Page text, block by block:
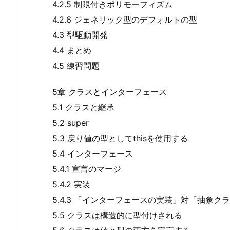
4.2.5 制限付きポリモーフィズム
4.2.6 ジェネリック型のデフォルトの型
4.3 型駆動開発
4.4 まとめ
4.5 練習問題
5章 クラスとインターフェース
5.1 クラスと継承
5.2 super
5.3 戻り値の型としてthisを使用する
5.4 インターフェース
5.4.1 宣言のマージ
5.4.2 実装
5.4.3 「インターフェースの実装」対「抽象クラ
5.5 クラスは構造的に型付けされる